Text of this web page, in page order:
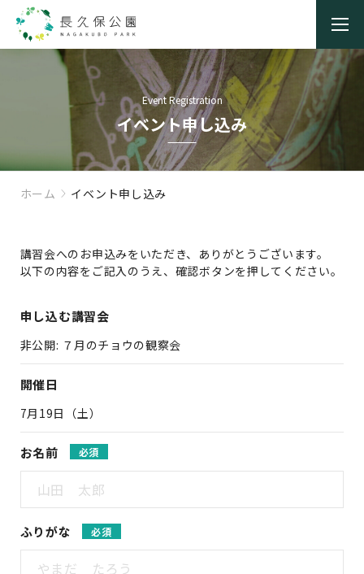
Event Registration
イベント申し込み
ホーム イベント申し込み
講習会へのお申込みをいただき、ありがとうございます。
以下の内容をご記入のうえ、確認ボタンを押してください。
申し込む講習会
非公開: ７月のチョウの観察会
開催日
7月19日（土）
お名前 必須
ふりがな 必須